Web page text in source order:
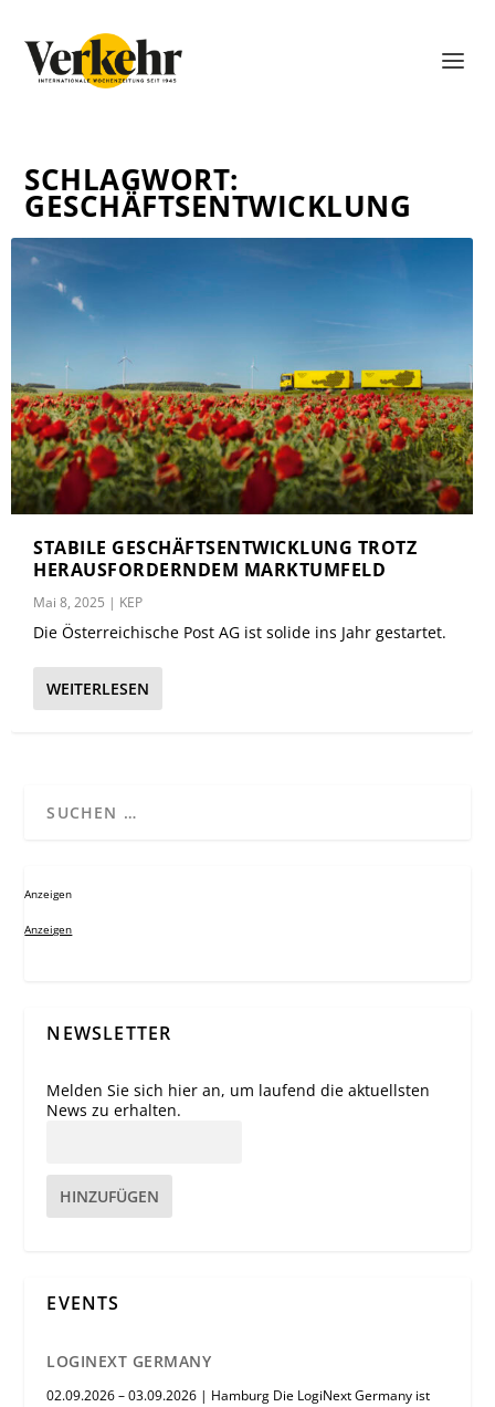
SCHLAGWORT:
GESCHÄFTSENTWICKLUNG
STABILE GESCHÄFTSENTWICKLUNG TROTZ
HERAUSFORDERNDEM MARKTUMFELD
Mai 8, 2025 | KEP
Die Österreichische Post AG ist solide ins Jahr gestartet.
WEITERLESEN
Anzeigen
Anzeigen
NEWSLETTER
Melden Sie sich hier an, um laufend die aktuellsten
News zu erhalten.
HINZUFÜGEN
EVENTS
LOGINEXT GERMANY
02.09.2026 – 03.09.2026 | Hamburg Die LogiNext Germany ist